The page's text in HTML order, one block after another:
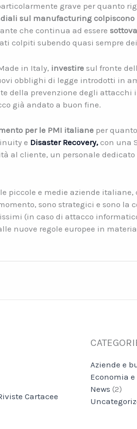
grave per quanto
sul manufacturing colpiscono
che continua ad essere
colpiti subendo quasi sempre dei
in Italy, investire sul fronte
obblighi di legge introdotti in
della prevenzione degli
già andato a buon fine.
per le PMI italiane per
e Disaster Recovery, con una
al cliente, un personale
piccole e medie aziende
sono strategici e sono la
(in caso di attacco
nuove regole europee in
Cartacee
Aziende e
Economia e
News (2)